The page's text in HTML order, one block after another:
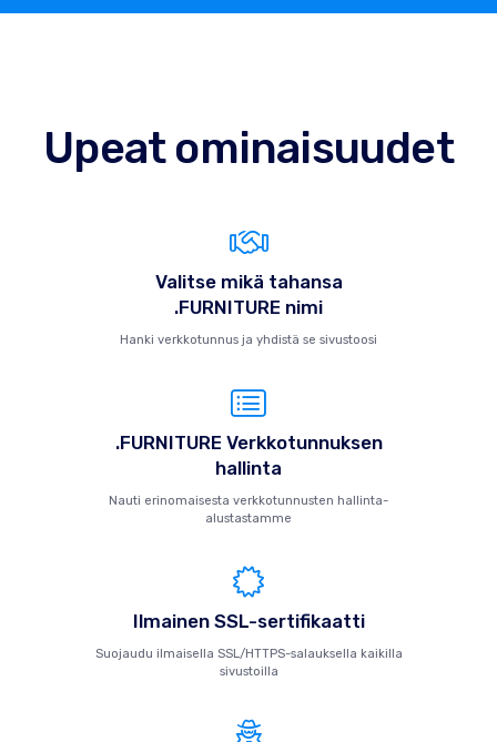
Upeat ominaisuudet
Valitse mikä tahansa
.FURNITURE nimi
Hanki verkkotunnus ja yhdistä se sivustoosi
.FURNITURE Verkkotunnuksen
hallinta
Nauti erinomaisesta verkkotunnusten hallinta-
alustastamme
Ilmainen SSL-sertifikaatti
Suojaudu ilmaisella SSL/HTTPS-salauksella kaikilla
sivustoilla